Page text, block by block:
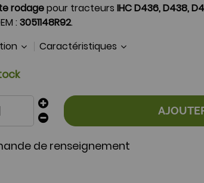
rodagepour tracteurs IHC D436, D438,
: 3051148R92.
Caractéristiques
de renseignement